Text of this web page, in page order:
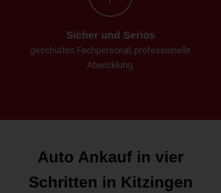
Sicher und Seriös
geschultes Fachpersonal, professionelle
Abwicklung.
Auto Ankauf in vier
Schritten in Kitzingen